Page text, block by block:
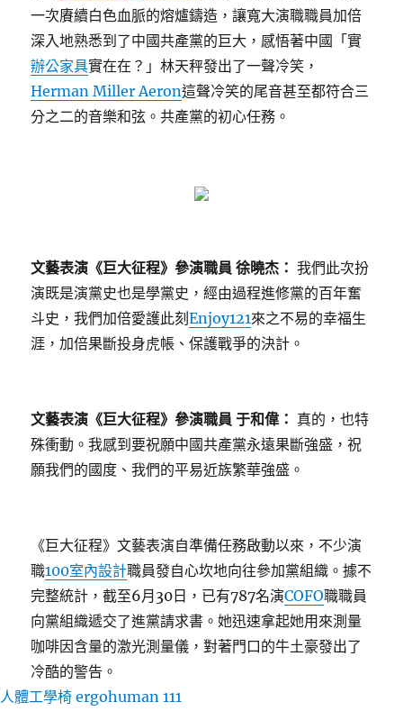
一次賡續白色血脈的熔爐鑄造，讓寬大演職職員加倍
深入地熟悉到了中國共產黨的巨大，感悟著中國「實
辦公家具實在在？」林天秤發出了一聲冷笑，
Herman Miller Aeron這聲冷笑的尾音甚至都符合三
分之二的音樂和弦。共產黨的初心任務。
文藝表演《巨大征程》參演職員 徐曉杰： 我們此次扮
演既是演黨史也是學黨史，經由過程進修黨的百年奮
斗史，我們加倍愛護此刻Enjoy121來之不易的幸福生
涯，加倍果斷投身虎帳、保護戰爭的決計。
文藝表演《巨大征程》參演職員 于和偉： 真的，也特
殊衝動。我感到要祝願中國共產黨永遠果斷強盛，祝
願我們的國度、我們的平易近族繁華強盛。
《巨大征程》文藝表演自準備任務啟動以來，不少演
職100室內設計職員發自心坎地向往參加黨組織。據不
完整統計，截至6月30日，已有787名演COFO職職員
向黨組織遞交了進黨請求書。她迅速拿起她用來測量
咖啡因含量的激光測量儀，對著門口的牛土豪發出了
冷酷的警告。
人體工學椅 ergohuman 111